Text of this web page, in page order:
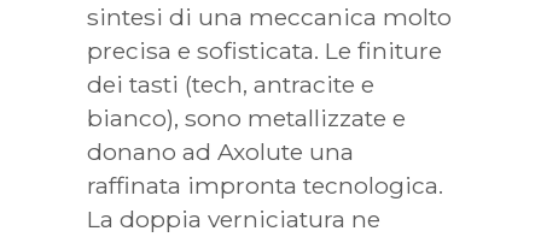
sintesi di una meccanica molto
precisa e sofisticata. Le finiture
dei tasti (tech, antracite e
bianco), sono metallizzate e
donano ad Axolute una
raffinata impronta tecnologica.
La doppia verniciatura ne